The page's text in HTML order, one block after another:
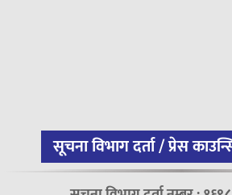
सूचना विभाग दर्ता / प्रेस